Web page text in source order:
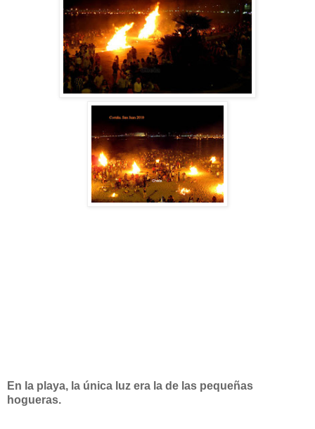
En la playa, la única luz era la de las pequeñas
hogueras.